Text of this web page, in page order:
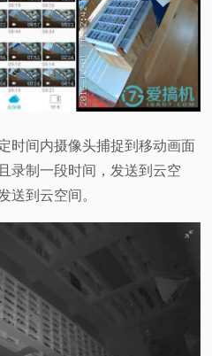
时间内摄像头捕捉到移动画面
录制一段时间，发送到云空
送到云空间。